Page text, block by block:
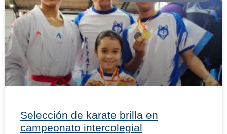
Selección de karate brilla en
campeonato intercolegial